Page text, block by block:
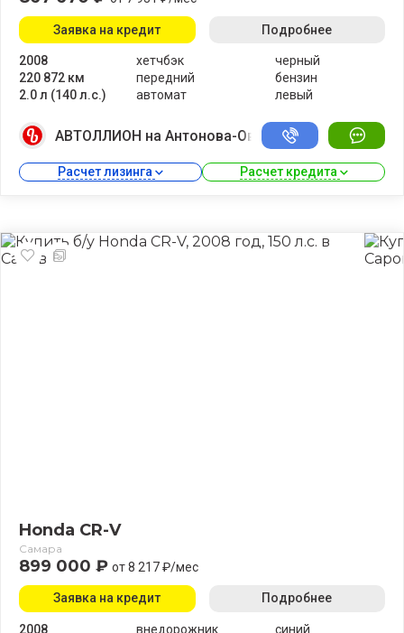
2008
220 872 км
2.0 л (140 л.с.)
хетчбэк
передний
автомат
черный
бензин
левый
Заявка на кредит Подробнее
АВТОЛЛИОН на Антонова-Овсеенко
Расчет лизинга Расчет кредита
Honda CR-V
Самара
899 000 ₽ от 8 217 ₽/мес
2008 внедорожник синий
Заявка на кредит Подробнее